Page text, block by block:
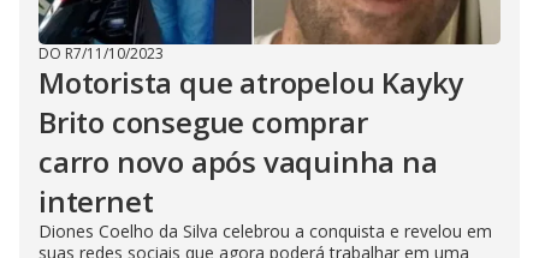
DO R7/11/10/2023
Motorista que atropelou Kayky
Brito consegue comprar
carro novo após vaquinha na
internet
Diones Coelho da Silva celebrou a conquista e revelou em
suas redes sociais que agora poderá trabalhar em uma